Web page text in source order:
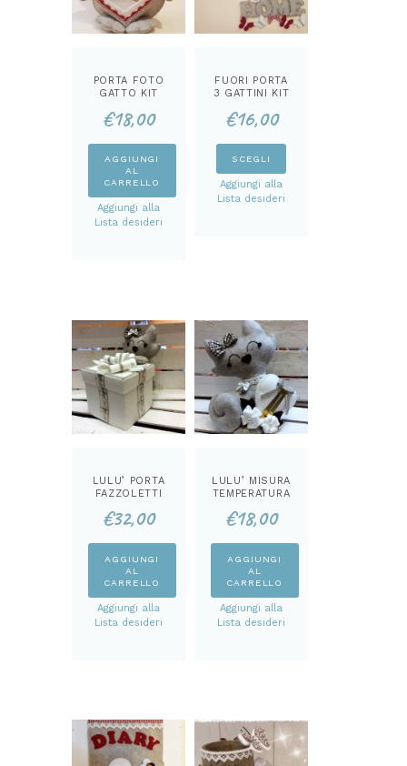
PORTA FOTO
GATTO KIT
€18,00
AGGIUNGI
AL
CARRELLO
Aggiungi alla
Lista desideri
FUORI PORTA
3 GATTINI KIT
€16,00
SCEGLI
scelte
nella
pagina
del
prodotto
Aggiungi alla
Lista desideri
LULU’ PORTA
FAZZOLETTI
€32,00
AGGIUNGI
AL
CARRELLO
Aggiungi alla
Lista desideri
LULU’ MISURA
TEMPERATURA
€18,00
AGGIUNGI
AL
CARRELLO
Aggiungi alla
Lista desideri